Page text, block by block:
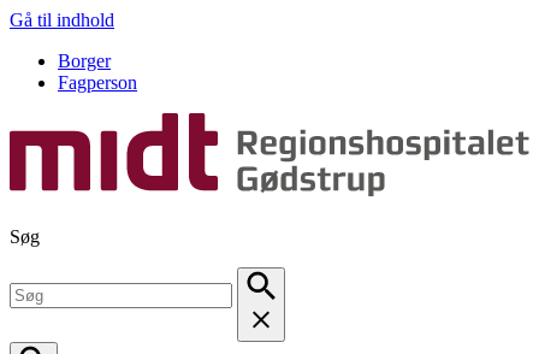
Gå til indhold
Borger
Fagperson
Søg